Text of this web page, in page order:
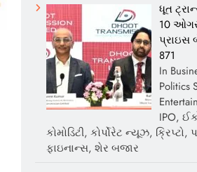
ધૂત
10
પ્રાઇસ
871
In
Politics
IPO,
કોમોડિટી, કોર્પોરેટ ન્યૂઝ, ક્રિપ્ટો,
ફાઇનાન્સ, શેર બજાર